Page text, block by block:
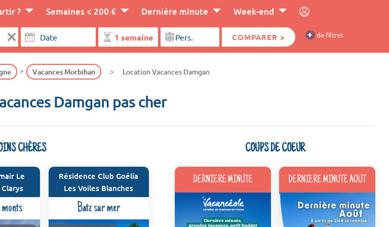
? Semaines < 200 € Dernière minute Week-end
COMPARER > + de filtres
Vacances Morbihan Location Vacances Damgan
Damgan pas cher
CHÈRES
Le
Résidence Club Goélia
Les Voiles Blanches
Batz sur mer
COUPS DE COEUR
DERNIERE MINUTE DERNIERE MINUTE AOUT